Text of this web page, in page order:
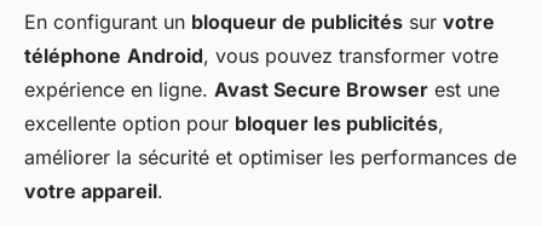
En configurant un bloqueur de publicités sur votre
téléphone Android, vous pouvez transformer votre
expérience en ligne. Avast Secure Browser est une
excellente option pour bloquer les publicités,
améliorer la sécurité et optimiser les performances de
votre appareil.